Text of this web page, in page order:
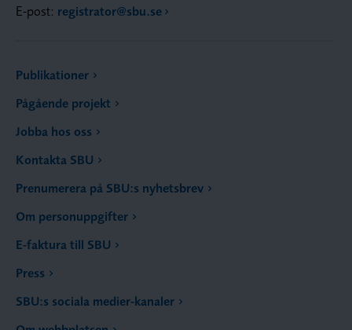
E-post: registrator@sbu.se
Publikationer
Pågående projekt
Jobba hos oss
Kontakta SBU
Prenumerera på SBU:s nyhetsbrev
Om personuppgifter
E-faktura till SBU
Press
SBU:s sociala medier-kanaler